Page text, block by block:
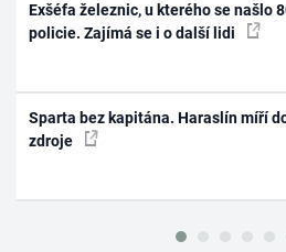
Exšéfa železnic, u kterého se našlo
policie. Zajímá se i o další lidi
Sparta bez kapitána. Haraslín míří
zdroje